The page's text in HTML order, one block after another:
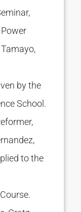
by the
School.
to the